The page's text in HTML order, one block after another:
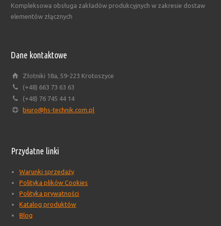
Kompleksowa obsługa zakładów produkcyjnych w zakresie dostaw
elementów złącznych
Dane kontaktowe
Złotniki 18a, 59-223 Krotoszyce
(+48) 663 73 63 63
(+48) 76 745 44 14
biuro@hs-technik.com.pl
Przydatne linki
Warunki sprzedaży
Polityka plików Cookies
Polityka prywatności
Katalog produktów
Blog